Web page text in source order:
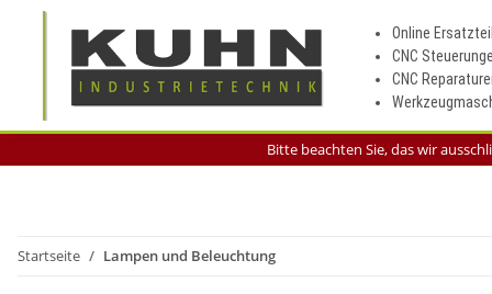
Online
CNC
CNC
Bitte beachten Sie, das wir
Startseite Lampen und Beleuchtung